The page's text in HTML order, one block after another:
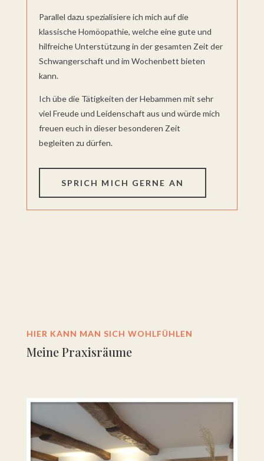
Parallel dazu spezialisiere ich mich auf die
klassische Homöopathie, welche eine gute und
hilfreiche Unterstützung in der gesamten Zeit der
Schwangerschaft und im Wochenbett bieten
kann.
Ich übe die Tätigkeiten der Hebammen mit sehr
viel Freude und Leidenschaft aus und würde mich
freuen euch in dieser besonderen Zeit
begleiten zu dürfen.
SPRICH MICH GERNE AN
HIER KANN MAN SICH WOHLFÜHLEN
Meine Praxisräume